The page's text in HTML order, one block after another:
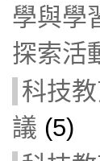
學與學
探索活
科技
議 (5)